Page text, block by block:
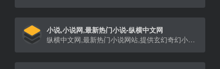
小说,小说网,最新热门小说-纵横中文网
纵横中文网,最新热门小说网站,提供玄幻奇幻小说、武侠仙侠小说、原创小说、网游小说、都市小说、言情小说、青春小说、科幻小说等首发小说,最新章节在线阅读。大神作品齐聚纵横,最新章节每日更新。